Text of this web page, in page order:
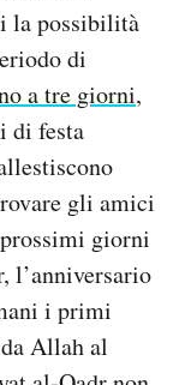
la possibilità
di
a tre giorni,
di festa
gli amici
giorni
l’anniversario
i primi
Allah al